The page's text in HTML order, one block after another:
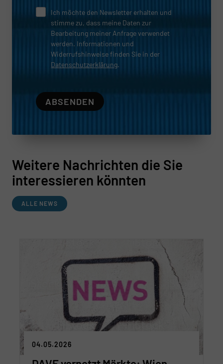
Ich möchte den Newsletter erhalten und
stimme zu, dass meine Daten zur
Bearbeitung meiner Anfrage verwendet
werden. Informationen und
Widerrufshinweise finden Sie in der
Datenschutzerklärung.
ABSENDEN
Weitere Nachrichten die Sie
interessieren könnten
ALLE NEWS
04.05.2026